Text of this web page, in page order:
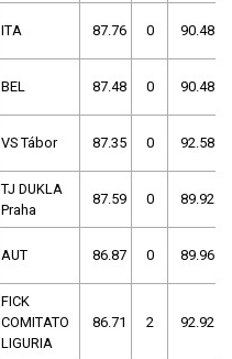
ITA 87.76 0 90.48
BEL 87.48 0 90.48
VS Tábor 87.35 0 92.58
TJ DUKLA
Praha
87.59 0 89.92
AUT 86.87 0 89.96
FICK
COMITATO
LIGURIA
86.71 2 92.92